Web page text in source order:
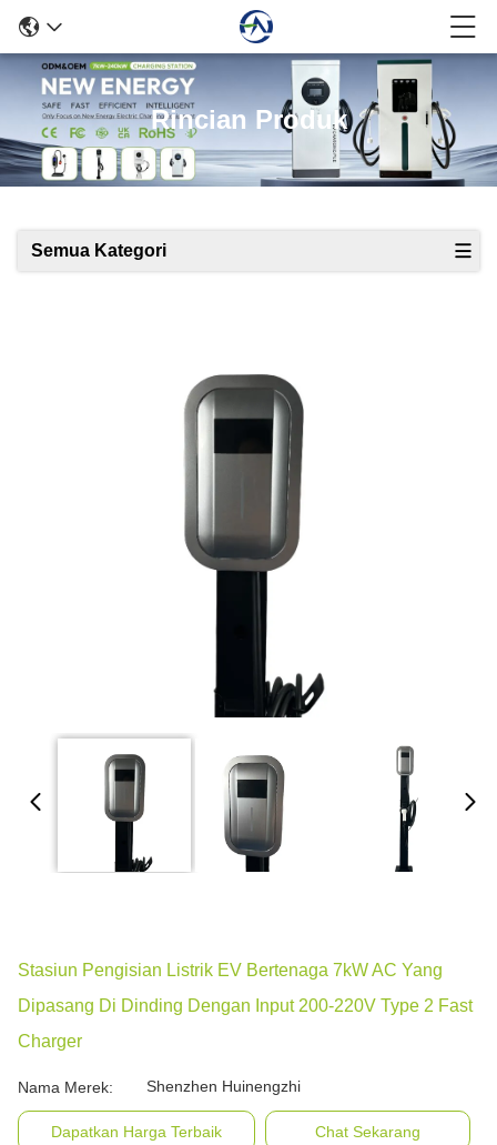
Rincian Produk
Semua Kategori
Stasiun Pengisian Listrik EV Bertenaga 7kW AC Yang
Dipasang Di Dinding Dengan Input 200-220V Type 2 Fast
Charger
Nama Merek: Shenzhen Huinengzhi
Dapatkan Harga Terbaik Chat Sekarang